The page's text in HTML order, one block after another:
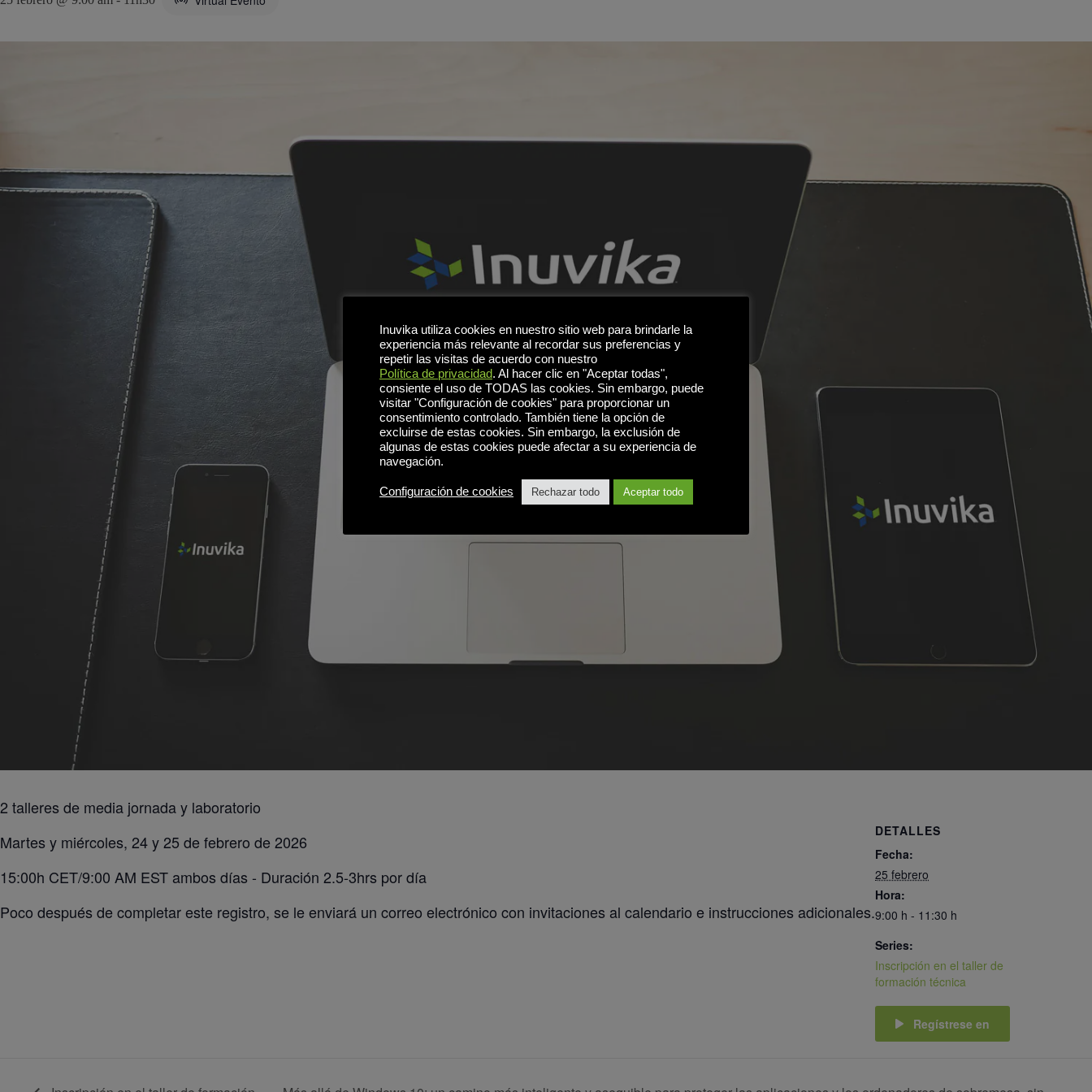
2 talleres de media jornada y laboratorio
Martes y miércoles, 24 y 25 de febrero de 2026
15:00h CET/9:00 AM EST ambos días - Duración 2.5-3hrs por día
Poco después de completar este registro, se le enviará un correo electrónico con invitaciones al calendario e instrucciones adicionales.
DETALLES
Fecha:
25 febrero
Hora:
9:00 h - 11:30 h
Series:
Inscripción en el taller de
formación técnica
Regístrese en
Inuvika utiliza cookies en nuestro sitio web para brindarle la
experiencia más relevante al recordar sus preferencias y
repetir las visitas de acuerdo con nuestro
Política de privacidad. Al hacer clic en "Aceptar todas",
consiente el uso de TODAS las cookies. Sin embargo, puede
visitar "Configuración de cookies" para proporcionar un
consentimiento controlado. También tiene la opción de
excluirse de estas cookies. Sin embargo, la exclusión de
algunas de estas cookies puede afectar a su experiencia de
navegación.
Configuración de cookies Rechazar todo Aceptar todo